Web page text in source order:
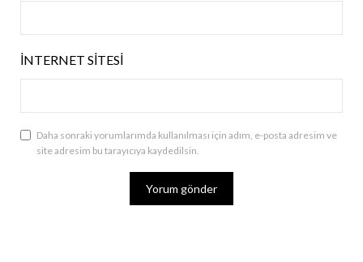
İNTERNET SITESI
Daha sonraki yorumlarımda kullanılması için adım, e-posta adresim ve
site adresim bu tarayıcıya kaydedilsin.